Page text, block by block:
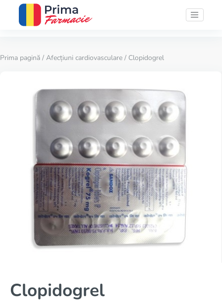
Prima pagină / Afecțiuni cardiovasculare / Clopidogrel
Clopidogrel